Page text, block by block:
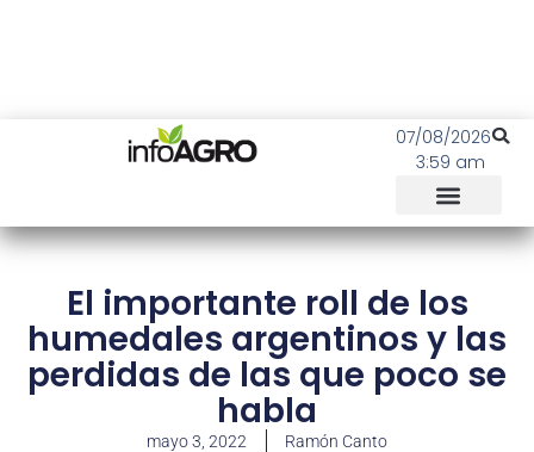
07/08/2026
3:59 am
El importante roll de los
humedales argentinos y las
perdidas de las que poco se
habla
mayo 3, 2022
Ramón Canto